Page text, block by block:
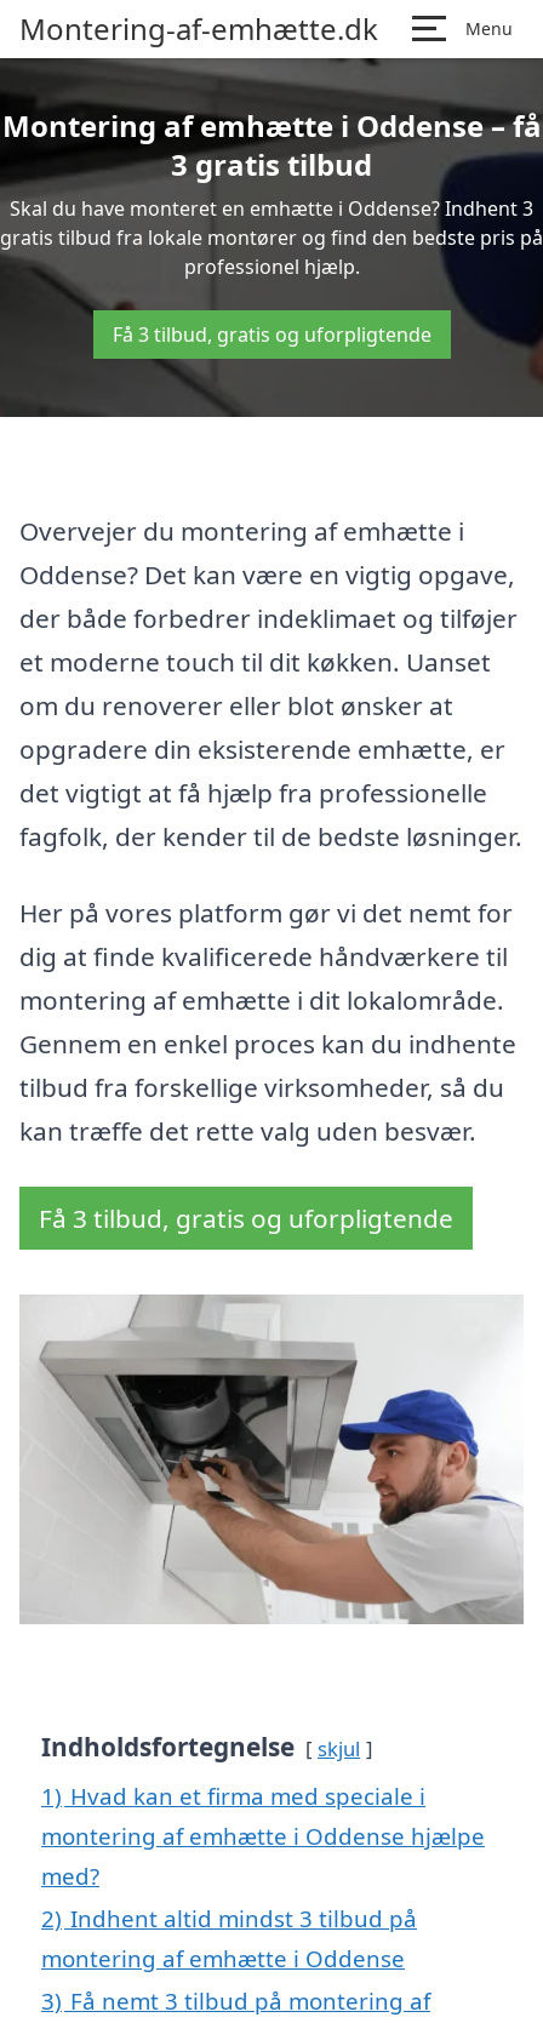
Montering-af-emhætte.dk Menu
Montering af emhætte i Oddense – få
3 gratis tilbud
Skal du have monteret en emhætte i Oddense? Indhent 3
gratis tilbud fra lokale montører og find den bedste pris på
professionel hjælp.
Få 3 tilbud, gratis og uforpligtende
Overvejer du montering af emhætte i
Oddense? Det kan være en vigtig opgave,
der både forbedrer indeklimaet og tilføjer
et moderne touch til dit køkken. Uanset
om du renoverer eller blot ønsker at
opgradere din eksisterende emhætte, er
det vigtigt at få hjælp fra professionelle
fagfolk, der kender til de bedste løsninger.
Her på vores platform gør vi det nemt for
dig at finde kvalificerede håndværkere til
montering af emhætte i dit lokalområde.
Gennem en enkel proces kan du indhente
tilbud fra forskellige virksomheder, så du
kan træffe det rette valg uden besvær.
Få 3 tilbud, gratis og uforpligtende
Indholdsfortegnelse skjul
1) Hvad kan et firma med speciale i
montering af emhætte i Oddense hjælpe
med?
2) Indhent altid mindst 3 tilbud på
montering af emhætte i Oddense
3) Få nemt 3 tilbud på montering af